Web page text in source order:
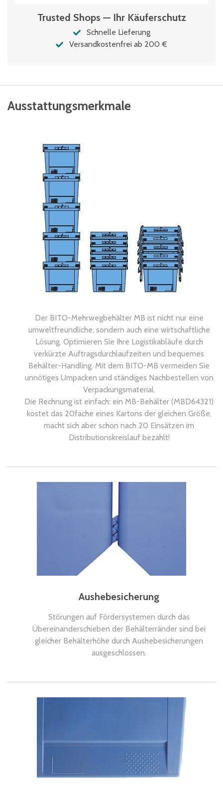
Trusted Shops — Ihr Käuferschutz
Schnelle Lieferung
Versandkostenfrei ab 200 €
Ausstattungsmerkmale
Der BITO-Mehrwegbehälter MB ist nicht nur eine
umweltfreundliche, sondern auch eine wirtschaftliche
Lösung. Optimieren Sie Ihre Logistikabläufe durch
verkürzte Auftragsdurchlaufzeiten und bequemes
Behälter-Handling. Mit dem BITO-MB vermeiden Sie
unnötiges Umpacken und ständiges Nachbestellen von
Verpackungsmaterial.
Die Rechnung ist einfach: ein MB-Behälter (MBD64321)
kostet das 20fache eines Kartons der gleichen Größe,
macht sich aber schon nach 20 Einsätzen im
Distributionskreislauf bezahlt!
Aushebesicherung
Störungen auf Fördersystemen durch das
Übereinanderschieben der Behälterränder sind bei
gleicher Behälterhöhe durch Aushebesicherungen
ausgeschlossen.